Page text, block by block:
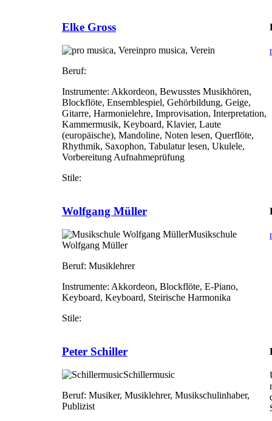
Elke Gross
pro musica, Verein
Beruf:
Instrumente: Akkordeon, Bewusstes Musikhören,
Blockflöte, Ensemblespiel, Gehörbildung, Geige,
Gitarre, Harmonielehre, Improvisation, Interpretation,
Kammermusik, Keyboard, Klavier, Laute
(europäische), Mandoline, Noten lesen, Querflöte,
Rhythmik, Saxophon, Tabulatur lesen, Ukulele,
Vorbereitung Aufnahmeprüfung
Stile:
Wolfgang Müller
Musikschule
Wolfgang Müller
Beruf: Musiklehrer
Instrumente: Akkordeon, Blockflöte, E-Piano,
Keyboard, Keyboard, Steirische Harmonika
Stile:
Peter Schiller
Schillermusic
Beruf: Musiker, Musiklehrer, Musikschulinhaber,
Publizist